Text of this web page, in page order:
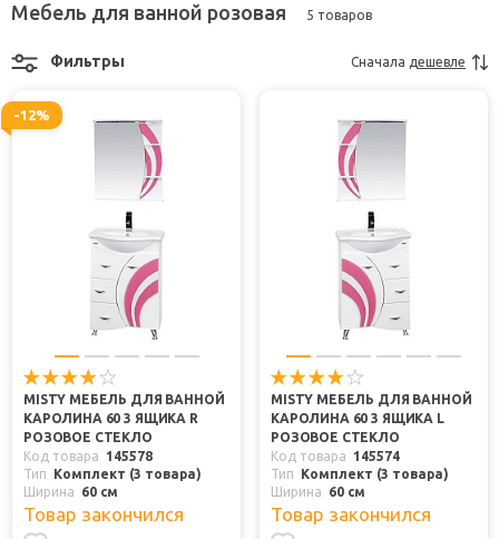
Мебель для ванной розовая 5 товаров
Фильтры Сначала дешевле
-12%
MISTY МЕБЕЛЬ ДЛЯ ВАННОЙ
КАРОЛИНА 60 3 ЯЩИКА R
РОЗОВОЕ СТЕКЛО
Код товара
145578
Тип
Комплект (3 товара)
Ширина
60 см
Товар закончился
MISTY МЕБЕЛЬ ДЛЯ ВАННОЙ
КАРОЛИНА 60 3 ЯЩИКА L
РОЗОВОЕ СТЕКЛО
Код товара
145574
Тип
Комплект (3 товара)
Ширина
60 см
Товар закончился